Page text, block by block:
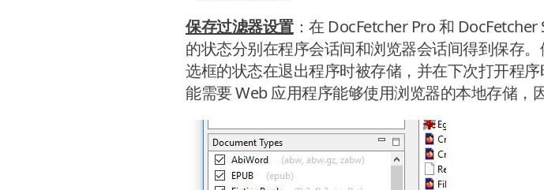
保存过滤器设置：在 DocFetcher Pro 和
的状态分别在程序会话间和浏览器会话间得到保存
选框的状态在退出程序时被存储，并在下次打开程
能需要 Web 应用程序能够使用浏览器的本地存储，